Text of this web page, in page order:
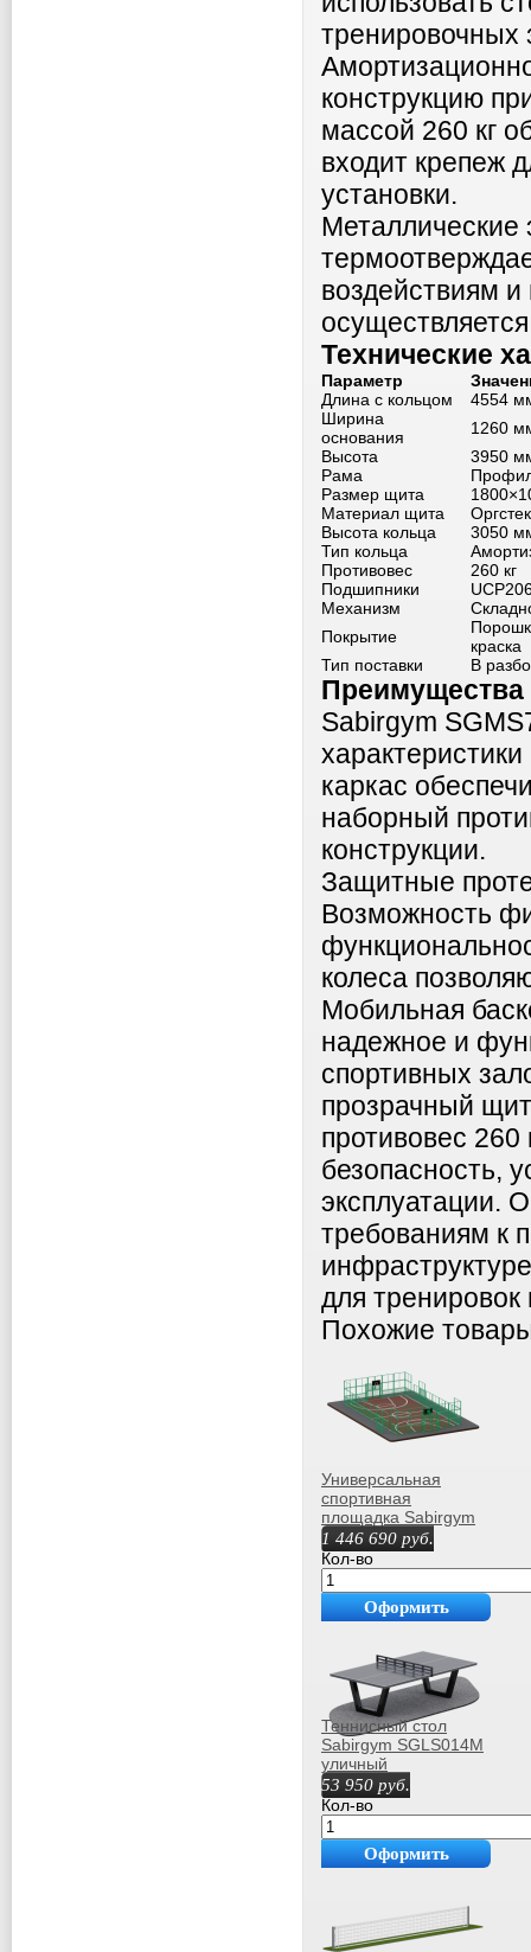
тренировочных
конструкцию
массой 260 кг
входит крепеж
установки.
воздействиям
Технические
Параметр
Длина с кольцом
4554
Ширина
основания
1260
Высота
3950
Рама
Размер щита
Материал щита
Высота кольца
3050
Тип кольца
Противовес
260 кг
Подшипники
Механизм
Покрытие
краска
Тип поставки
В
Преимущества
Sabirgym
каркас
наборный
конструкции.
Защитные
Возможность
колеса
Мобильная
надежное и
спортивных
прозрачный
противовес
безопасность,
эксплуатации.
требованиям к
для
Похожие
Универсальная
спортивная
площадка Sabirgym
SGMSPLAY400
армспорт
1 446 690 руб.
Кол-во
Оформить
Теннисный стол
Sabirgym SGLS014М
уличный
антивандальный
всепогодный 2745 х
215 х 1525 мм vasil
53 950 руб.
Кол-во
Оформить